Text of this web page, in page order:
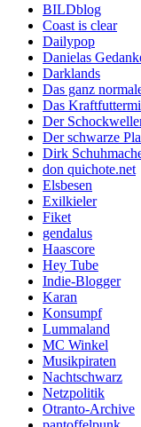
BILDblog
Coast is clear
Dailypop
Danielas
Darklands
Das ganz
Das
Der
Der schwarze
Dirk
don quichote.net
Elsbesen
Exilkieler
Fiket
gendalus
Haascore
Hey Tube
Indie-Blogger
Karan
Konsumpf
Lummaland
MC Winkel
Musikpiraten
Nachtschwarz
Netzpolitik
Otranto-Archive